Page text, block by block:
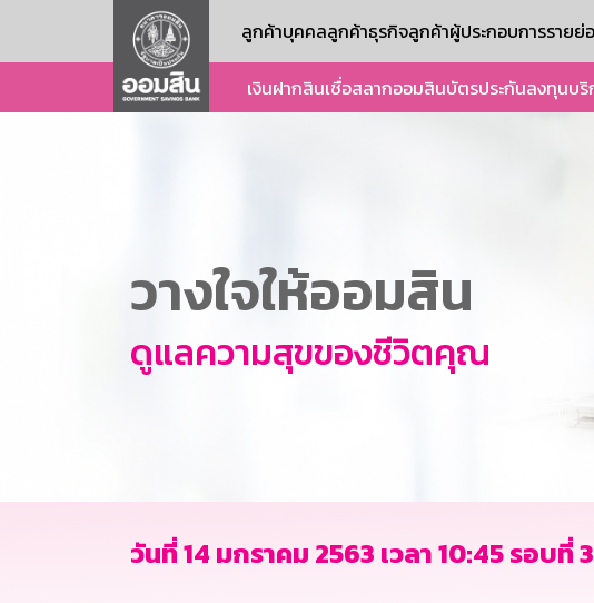
ลูกค้าบุคคลลูกค้าธุรกิจลูกค้าผู้ประกอบการรายย่
เงินฝากสินเชื่อสลากออมสินบัตรประกันลงทุนบริ
วางใจให้ออมสิน
ดูแลความสุขของชีวิตคุณ
วันที่ 14 มกราคม 2563 เวลา 10:45 รอบที่ 3